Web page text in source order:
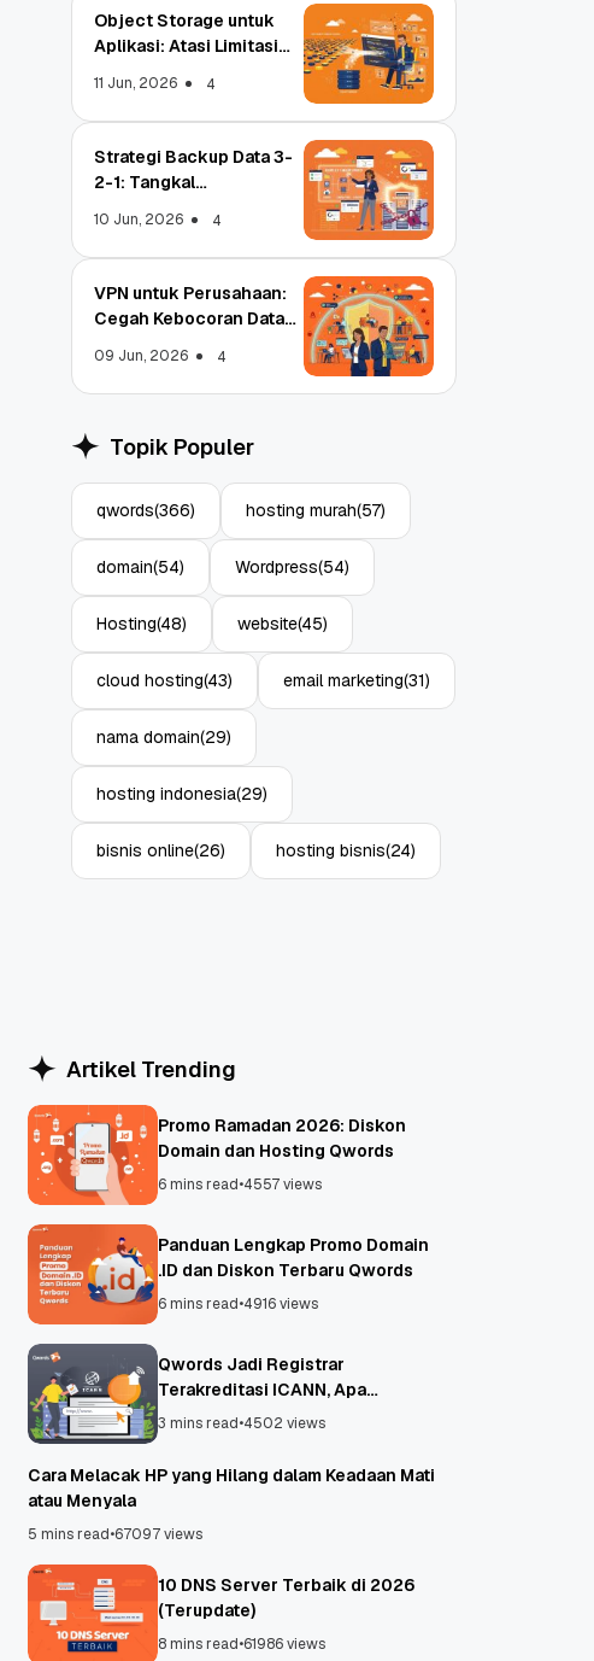
Aplikasi: Atasi Limitasi
11 Jun, 2026 4
Object Storage untuk
Aplikasi: Atasi Limitasi
11 Jun, 2026 4
Strategi Backup Data 3-
2-1: Tangkal
10 Jun, 2026 4
VPN untuk Perusahaan:
Cegah Kebocoran Data
09 Jun, 2026 4
Topik Populer
qwords(366) hosting murah(57)
domain(54) Wordpress(54)
Hosting(48) website(45)
cloud hosting(43) email marketing(31)
nama domain(29)
hosting indonesia(29)
bisnis online(26) hosting bisnis(24)
Artikel Trending
Promo Ramadan 2026: Diskon
Domain dan Hosting Qwords
6 mins read•4557 views
Panduan Lengkap Promo Domain
.ID dan Diskon Terbaru Qwords
6 mins read•4916 views
Qwords Jadi Registrar
Terakreditasi ICANN, Apa
Untungnya?
3 mins read•4502 views
Cara Melacak HP yang Hilang dalam Keadaan Mati
atau Menyala
5 mins read•67097 views
10 DNS Server Terbaik di 2026
(Terupdate)
8 mins read•61986 views